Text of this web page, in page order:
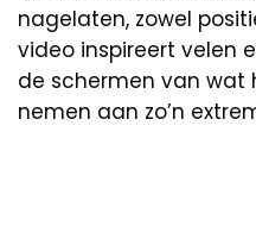
nagelaten, zowel
video inspireert velen
de schermen van wat
nemen aan zo’n